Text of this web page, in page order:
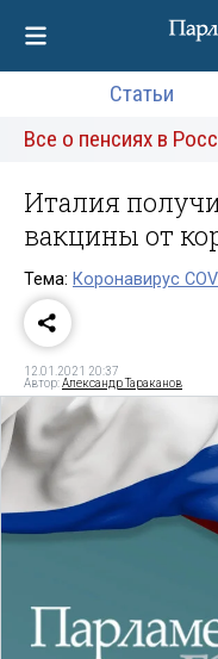
Статьи
Все о пенсиях в
Италия
вакцины от
Тема: Коронавирус
12.01.2021 20:37
Автор:Александр Тараканов